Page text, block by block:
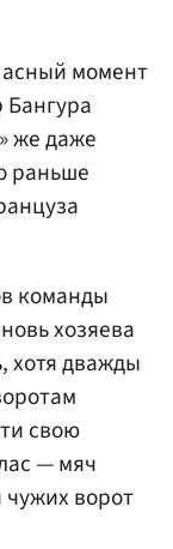
момент
же даже
раньше
команды
хозяева
хотя дважды
свою
— мяч
чужих ворот